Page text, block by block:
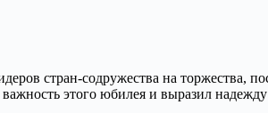
стран-содружества на торжества,
этого юбилея и выразил надежду